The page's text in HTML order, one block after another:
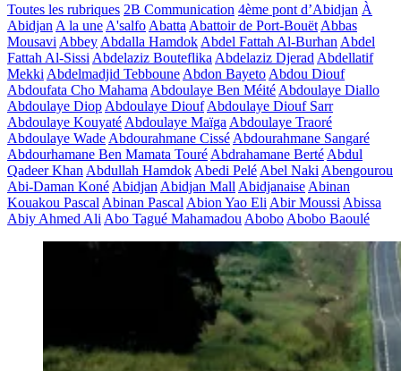
Toutes les rubriques 2B Communication 4ème pont d’Abidjan À
Abidjan A la une A'salfo Abatta Abattoir de Port-Bouët Abbas
Mousavi Abbey Abdalla Hamdok Abdel Fattah Al-Burhan Abdel
Fattah Al-Sissi Abdelaziz Bouteflika Abdelaziz Djerad Abdellatif
Mekki Abdelmadjid Tebboune Abdon Bayeto Abdou Diouf
Abdoufata Cho Mahama Abdoulaye Ben Méité Abdoulaye Diallo
Abdoulaye Diop Abdoulaye Diouf Abdoulaye Diouf Sarr
Abdoulaye Kouyaté Abdoulaye Maïga Abdoulaye Traoré
Abdoulaye Wade Abdourahmane Cissé Abdourahmane Sangaré
Abdourhamane Ben Mamata Touré Abdrahamane Berté Abdul
Qadeer Khan Abdullah Hamdok Abedi Pelé Abel Naki Abengourou
Abi-Daman Koné Abidjan Abidjan Mall Abidjanaise Abinan
Kouakou Pascal Abinan Pascal Abion Yao Eli Abir Moussi Abissa
Abiy Ahmed Ali Abo Tagué Mahamadou Abobo Abobo Baoulé